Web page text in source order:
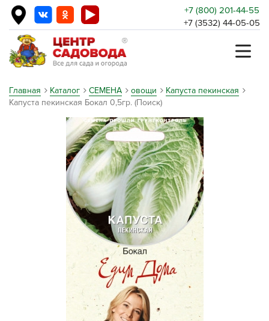
+7 (800) 201-44-55
+7 (3532) 44-05-05
Главная Каталог СЕМЕНА овощи
Капуста пекинская
Капуста пекинская Бокал 0,5гр. (Поиск)